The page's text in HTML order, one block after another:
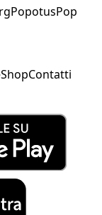
PopotusPop
ShopContatti